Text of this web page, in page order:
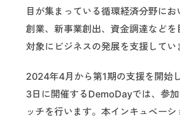
目が集まっている循環経済分野にお
創業、新事業創出、資金調達などを
対象にビジネスの発展を支援してい
2024年4月から第1期の支援を開始
3日に開催するDemoDayでは、参
ッチを行います。本インキュベーシ